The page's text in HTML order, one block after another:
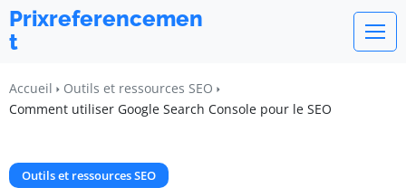
Prixreferencemen
t
Accueil
Outils et ressources SEO
Comment utiliser Google Search Console pour le SEO
Outils et ressources SEO